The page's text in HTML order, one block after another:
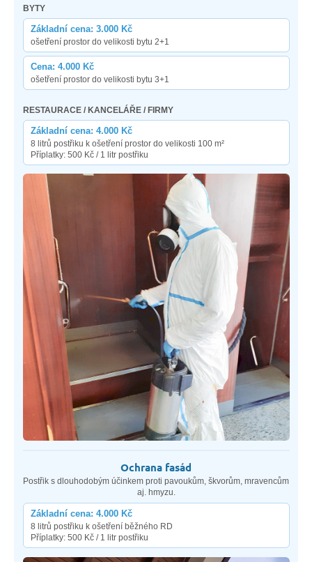
BYTY
Základní cena: 3.000 Kč
ošetření prostor do velikosti bytu 2+1
Cena: 4.000 Kč
ošetření prostor do velikosti bytu 3+1
RESTAURACE / KANCELÁŘE / FIRMY
Základní cena: 4.000 Kč
8 litrů postřiku k ošetření prostor do velikosti 100 m²
Příplatky: 500 Kč / 1 litr postřiku
Ochrana fasád
Postřik s dlouhodobým účinkem proti pavoukům, škvorům, mravencům
aj. hmyzu.
Základní cena: 4.000 Kč
8 litrů postřiku k ošetření běžného RD
Příplatky: 500 Kč / 1 litr postřiku